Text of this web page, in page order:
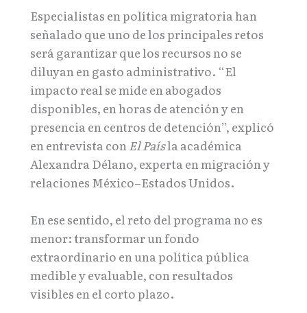
Especialistas en política migratoria han
señalado que uno de los principales retos
será garantizar que los recursos no se
diluyan en gasto administrativo. “El
impacto real se mide en abogados
disponibles, en horas de atención y en
presencia en centros de detención”, explicó
en entrevista con El Paísla académica
Alexandra Délano, experta en migración y
relaciones México–Estados Unidos.
En ese sentido, el reto del programa no es
menor: transformar un fondo
extraordinario en una política pública
medible y evaluable, con resultados
visibles en el corto plazo.